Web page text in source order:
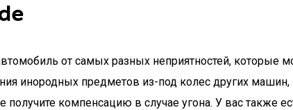
от самых разных неприятностей, которые
инородных предметов из-под колес других
компенсацию в случае угона. У вас также